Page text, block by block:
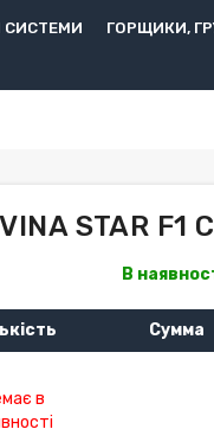
СИСТЕМИ ГОРЩИКИ,
STAR F1
В
Сумма
в